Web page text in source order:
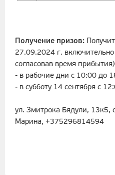
Получение призов:
27.09.2024 г.
согласовав время прибытия)
- в рабочие дни с 10:00 до
- в субботу 14 сентября с
ул. Змитрока Бядули, 13к5,
Марина, +375296814594